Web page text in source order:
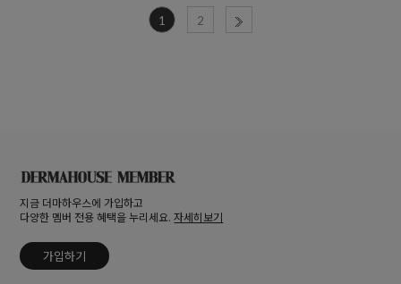
1 2
지금 더마하우스에 가입하고
다양한 멤버 전용 혜택을 누리세요.자세히보기
가입하기